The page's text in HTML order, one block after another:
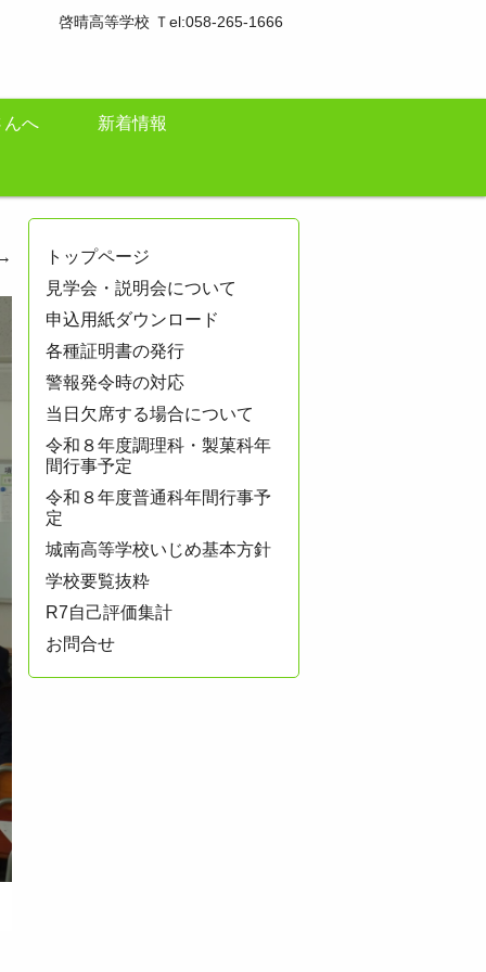
啓晴高等学校 Ｔel:058-265-1666
んへ 新着情報
トップページ
見学会・説明会について
申込用紙ダウンロード
各種証明書の発行
警報発令時の対応
当日欠席する場合について
令和８年度調理科・製菓科年
間行事予定
令和８年度普通科年間行事予
定
城南高等学校いじめ基本方針
学校要覧抜粋
R7自己評価集計
お問合せ